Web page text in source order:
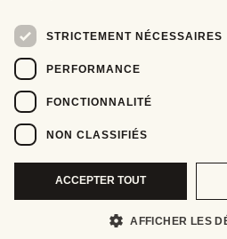
STRICTEMENT NÉCESSAIRES
PERFORMANCE
FONCTIONNALITÉ
NON CLASSIFIÉS
ACCEPTER TOUT
AFFICHER LES